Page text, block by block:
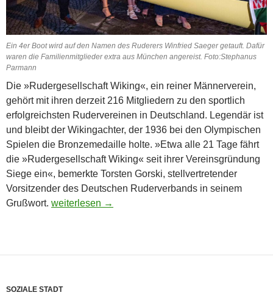
Ein 4er Boot wird auf den Namen des Ruderers Winfried Saeger getauft. Dafür
waren die Familienmitglieder extra aus München angereist. Foto:Stephanus
Parmann
Die »Rudergesellschaft Wiking«, ein reiner Männerverein,
gehört mit ihren derzeit 216 Mitgliedern zu den sportlich
erfolgreichsten Rudervereinen in Deutschland. Legendär ist
und bleibt der Wiking­achter, der 1936 bei den Olympischen
Spielen die Bronzemedaille holte. »Etwa alle 21 Tage fährt
die »Rudergesellschaft Wiking« seit ihrer Vereinsgründung
Siege ein«, bemerkte Torsten Gorski, stellvertretender
Vorsitzender des Deutschen Ruderverbands in seinem
Grußwort. »Rudergesellschaft Wiking« feiert 125jähriges
weiterlesen →
SOZIALE STADT